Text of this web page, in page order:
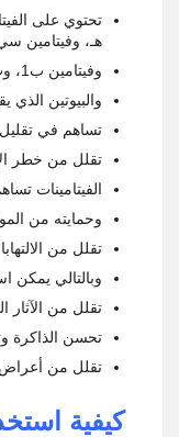
تحتوي على
هـ، وفيتامين
وفيتامين ب1، وب2، وب6، وحمض الفوليك.
والبيوتين الذي
تساهم في
تقلل من خطر
الفيتامينات
وحمايته من
تقلل من
وبالتالي يمكن
تقلل من الآثار
تحسن الذاكرة
تقلل من أعراض
كيفية